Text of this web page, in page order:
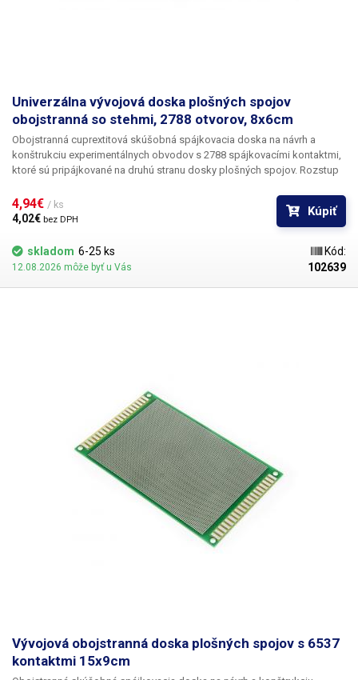
Univerzálna vývojová doska plošných spojov
obojstranná so stehmi, 2788 otvorov, 8x6cm
Obojstranná cuprextitová skúšobná spájkovacia doska na návrh a
konštrukciu experimentálnych obvodov s 2788 spájkovacími kontaktmi,
ktoré sú pripájkované na druhú stranu dosky plošných spojov. Rozstup
cuprextitová doska plošných spojov ponúka jednoduchú, lacnú a
predovšetkým rýchlu možnosť tvorby plošných spojov bez potreby
zložitého navrhovania, leptania a vŕtania. Predvŕtanú DPS jednoducho
osadíte súčiastkami, spájkujete ich a vytvoríte medzi nimi cínovú cestu
prepojením jednotlivých bodov alebo drôtených prepojok. V porovnaní
so sústavami bez spájkovania ponúka toto riešenie väčšiu stabilitu a
spoľahlivosť.
4,94€ / ks
4,02€ bez DPH
Kúpiť
skladom 6-25 ks
12.08.2026 môže byť u Vás
Kód:
102639
Vývojová obojstranná doska plošných spojov s 6537
kontaktmi 15x9cm